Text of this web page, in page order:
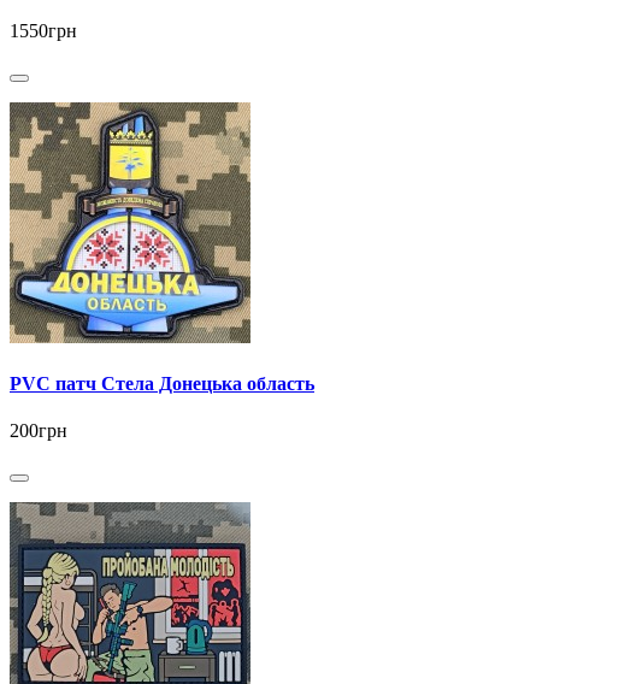
1550грн
PVC патч Стела Донецька область
200грн